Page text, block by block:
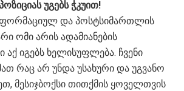
უგებს ჭკუით!
და პოსტსიმართლის
ომი არის ადამიანების
აქ იგებს ხელისუფლება. ჩვენი
რაც არ უნდა უსახური და უგვანო
მესიჯბოქსი თითქმის ყოველთვის